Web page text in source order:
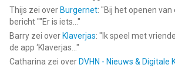
Thijs zei over Burgernet: "Bij het openen
bericht ""Er is iets... "
Barry zei over Klaverjas: " Ik speel met
de app ‘Klaverjas... "
Catharina zei over DVHN - Nieuws & Digitale